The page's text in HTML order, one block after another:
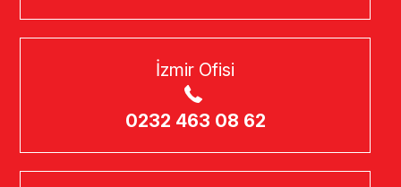
İzmir Ofisi
0232 463 08 62